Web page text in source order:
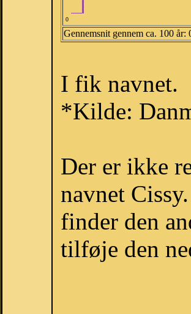
0
Gennemsnit gennem ca. 100
I fik navnet.
*Kilde:
Der er ikke
navnet
finder den
tilføje den